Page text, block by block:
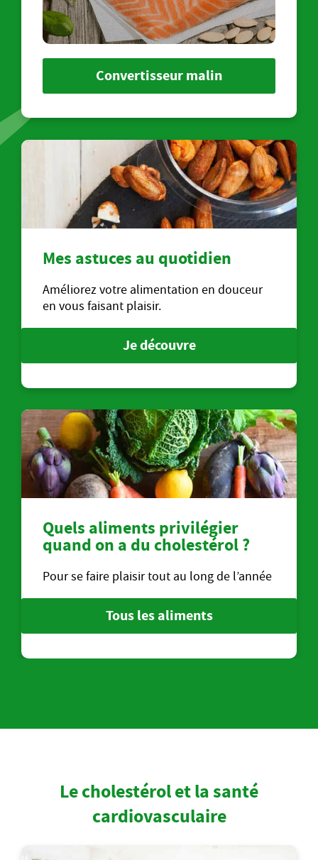
Convertisseur malin
Mes astuces au quotidien
Améliorez votre alimentation en douceur
en vous faisant plaisir.
Je découvre
Quels aliments privilégier
quand on a du cholestérol ?
Pour se faire plaisir tout au long de l’année
Tous les aliments
Le cholestérol et la santé
cardiovasculaire